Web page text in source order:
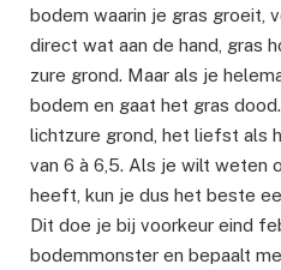
bodem waarin je gras groeit,
direct wat aan de hand, gras
zure grond. Maar als je
bodem en gaat het gras
lichtzure grond, het liefst als
van 6 à 6,5. Als je wilt weten
heeft, kun je dus het beste
Dit doe je bij voorkeur eind
bodemmonster en bepaalt